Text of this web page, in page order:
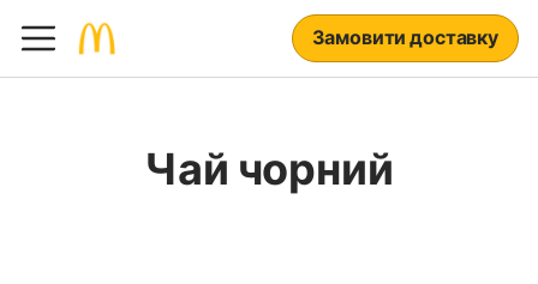
Замовити доставку
Чай чорний